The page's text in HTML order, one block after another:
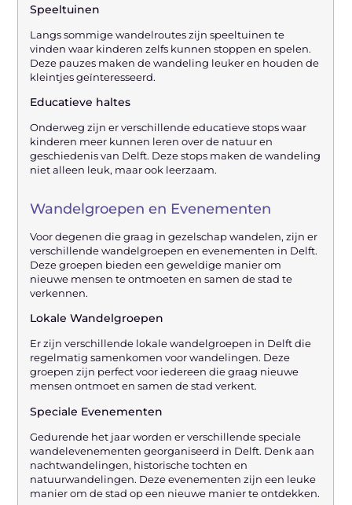
Speeltuinen
Langs sommige wandelroutes zijn speeltuinen te
vinden waar kinderen zelfs kunnen stoppen en spelen.
Deze pauzes maken de wandeling leuker en houden de
kleintjes geïnteresseerd.
Educatieve haltes
Onderweg zijn er verschillende educatieve stops waar
kinderen meer kunnen leren over de natuur en
geschiedenis van Delft. Deze stops maken de wandeling
niet alleen leuk, maar ook leerzaam.
Wandelgroepen en Evenementen
Voor degenen die graag in gezelschap wandelen, zijn er
verschillende wandelgroepen en evenementen in Delft.
Deze groepen bieden een geweldige manier om
nieuwe mensen te ontmoeten en samen de stad te
verkennen.
Lokale Wandelgroepen
Er zijn verschillende lokale wandelgroepen in Delft die
regelmatig samenkomen voor wandelingen. Deze
groepen zijn perfect voor iedereen die graag nieuwe
mensen ontmoet en samen de stad verkent.
Speciale Evenementen
Gedurende het jaar worden er verschillende speciale
wandelevenementen georganiseerd in Delft. Denk aan
nachtwandelingen, historische tochten en
natuurwandelingen. Deze evenementen zijn een leuke
manier om de stad op een nieuwe manier te ontdekken.